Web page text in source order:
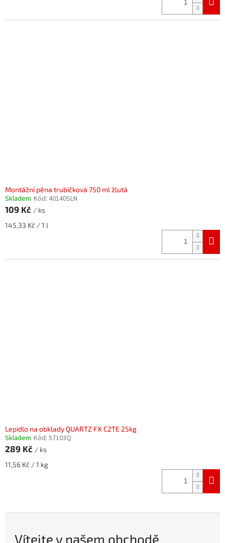
Montážní pěna trubičková 750 ml žlutá
Skladem Kód: 40140SLN
109 Kč / ks
Měrná
145,33 Kč / 1 l
Lepidlo na obklady QUARTZ FX C2TE 25kg
Skladem Kód: 57103Q
289 Kč / ks
Měrná
11,56 Kč / 1 kg
Vítejte v našem obchodě